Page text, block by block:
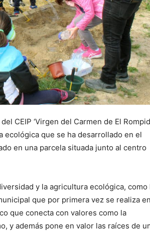
CEIP ‘Virgen del Carmen de El
ecológica que se ha desarrollado en el
en una parcela situada junto al centro
y la agricultura ecológica, como
que por primera vez se realiza
que conecta con valores como la
y además pone en valor las raíces de